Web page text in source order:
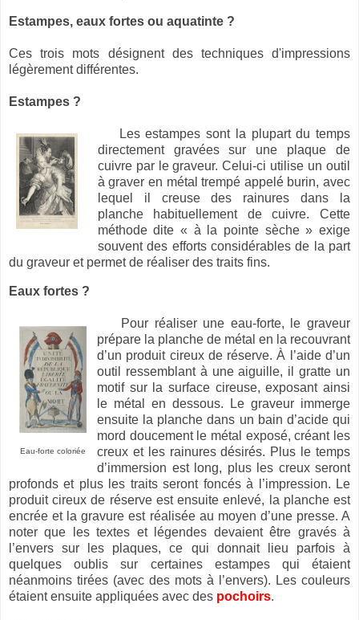
Estampes, eaux fortes ou aquatinte ?
Ces trois mots désignent des techniques d'impressions
légèrement différentes.
Estampes ?
Les estampes sont la plupart du temps
directement gravées sur une plaque de
cuivre par le graveur. Celui-ci utilise un outil
à graver en métal trempé appelé burin, avec
lequel il creuse des rainures dans la
planche habituellement de cuivre. Cette
méthode dite « à la pointe sèche » exige
souvent des efforts considérables de la part
du graveur et permet de réaliser des traits fins.
Eaux fortes ?
Eau-forte coloriée
Pour réaliser une eau-forte, le graveur
prépare la planche de métal en la recouvrant
d’un produit cireux de réserve. À l’aide d’un
outil ressemblant à une aiguille, il gratte un
motif sur la surface cireuse, exposant ainsi
le métal en dessous. Le graveur immerge
ensuite la planche dans un bain d’acide qui
mord doucement le métal exposé, créant les
creux et les rainures désirés. Plus le temps
d’immersion est long, plus les creux seront
profonds et plus les traits seront foncés à l’impression. Le
produit cireux de réserve est ensuite enlevé, la planche est
encrée et la gravure est réalisée au moyen d’une presse. A
noter que les textes et légendes devaient être gravés à
l’envers sur les plaques, ce qui donnait lieu parfois à
quelques oublis sur certaines estampes qui étaient
néanmoins tirées (avec des mots à l’envers). Les couleurs
étaient ensuite appliquées avec des pochoirs.